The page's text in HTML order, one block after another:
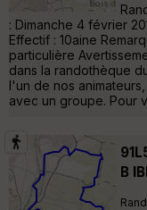
: Dimanche 4 février
Effectif : 10aine
particulière
dans la randothèque
l'un de nos
avec un groupe. Pour
B